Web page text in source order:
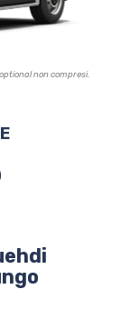
non compresi.